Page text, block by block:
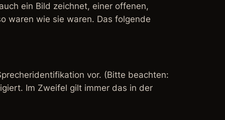
ein Bild zeichnet, einer offenen,
waren wie sie waren. Das folgende
vor. (Bitte beachten:
Im Zweifel gilt immer das in der